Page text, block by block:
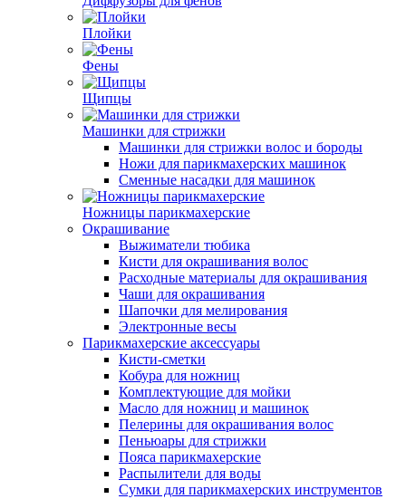
Плойки
Фены
Щипцы
Машинки для стрижки
Машинки для стрижки волос и бороды
Ножи для парикмахерских машинок
Сменные насадки для машинок
Ножницы парикмахерские
Окрашивание
Выжиматели тюбика
Кисти для окрашивания волос
Расходные материалы для окрашивания
Чаши для окрашивания
Шапочки для мелирования
Электронные весы
Парикмахерские аксессуары
Кисти-сметки
Кобура для ножниц
Комплектующие для мойки
Масло для ножниц и машинок
Пелерины для окрашивания волос
Пеньюары для стрижки
Пояса парикмахерские
Распылители для воды
Сумки для парикмахерских инструментов